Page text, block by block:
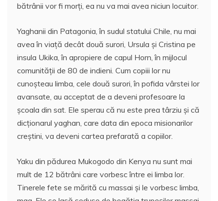
bătrânii vor fi morţi, ea nu va mai avea niciun locuitor.
Yaghanii din Patagonia, în sudul statului Chile, nu mai
avea în viaţă decât două surori, Ursula şi Cristina pe
insula Ukika, în apropiere de capul Horn, în mijlocul
comunităţii de 80 de indieni. Cum copiii lor nu
cunoşteau limba, cele două surori, în pofida vârstei lor
avansate, au acceptat de a deveni profesoare la
şcoala din sat. Ele sperau că nu este prea târziu şi că
dicţionarul yaghan, care data din epoca misionarilor
creştini, va deveni cartea prefarată a copiilor.
Yaku din pădurea Mukogodo din Kenya nu sunt mai
mult de 12 bătrâni care vorbesc între ei limba lor.
Tinerele fete se mărită cu massai şi le vorbesc limba,